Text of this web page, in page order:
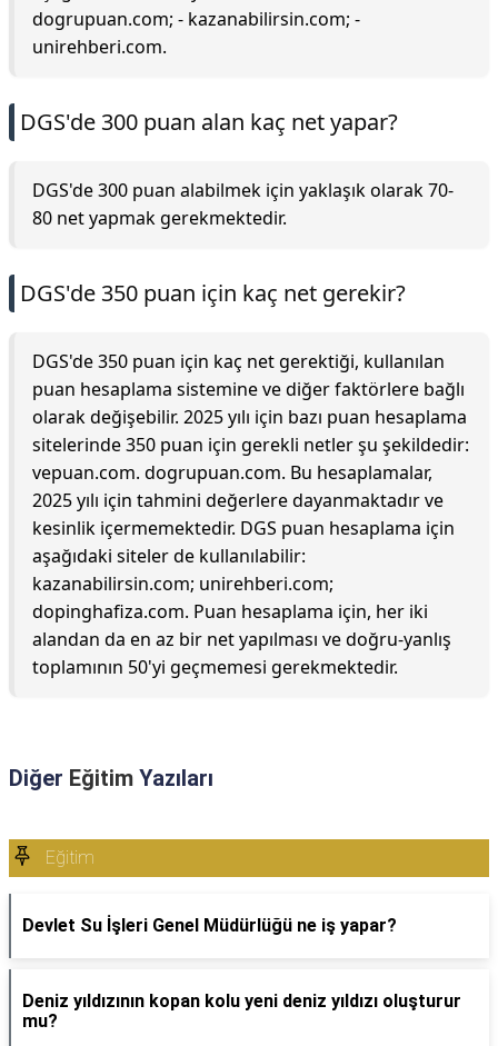
dogrupuan.com; - kazanabilirsin.com; -
unirehberi.com.
DGS'de 300 puan alan kaç net yapar?
DGS'de 300 puan alabilmek için yaklaşık olarak 70-
80 net yapmak gerekmektedir.
DGS'de 350 puan için kaç net gerekir?
DGS'de 350 puan için kaç net gerektiği, kullanılan
puan hesaplama sistemine ve diğer faktörlere bağlı
olarak değişebilir. 2025 yılı için bazı puan hesaplama
sitelerinde 350 puan için gerekli netler şu şekildedir:
vepuan.com. dogrupuan.com. Bu hesaplamalar,
2025 yılı için tahmini değerlere dayanmaktadır ve
kesinlik içermemektedir. DGS puan hesaplama için
aşağıdaki siteler de kullanılabilir:
kazanabilirsin.com; unirehberi.com;
dopinghafiza.com. Puan hesaplama için, her iki
alandan da en az bir net yapılması ve doğru-yanlış
toplamının 50'yi geçmemesi gerekmektedir.
Diğer Eğitim Yazıları
Eğitim
Devlet Su İşleri Genel Müdürlüğü ne iş yapar?
Deniz yıldızının kopan kolu yeni deniz yıldızı oluşturur
mu?